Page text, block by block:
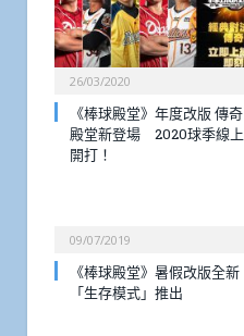
26/03/2020
《棒球殿堂》年度改版 傳奇
殿堂新登場 2020球季線上
開打！
09/07/2019
《棒球殿堂》暑假改版全新
「生存模式」推出